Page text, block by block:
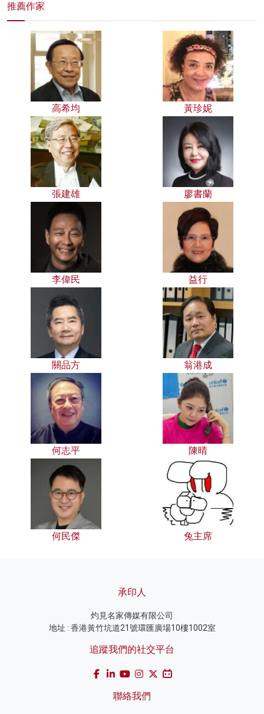
推薦作家
高希均 黃珍妮
張建雄 廖書蘭
李偉民 益行
關品方 翁港成
何志平 陳晴
何民傑 兔主席
承印人
灼見名家傳媒有限公司
地址 : 香港黃竹坑道21號環匯廣場10樓1002室
追蹤我們的社交平台
聯絡我們